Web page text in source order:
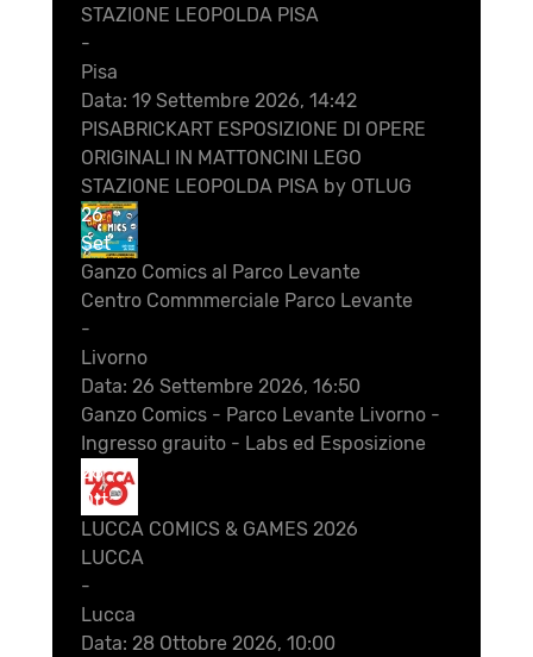
STAZIONE LEOPOLDA PISA
-
Pisa
Data: 19 Settembre 2026, 14:42
PISABRICKART ESPOSIZIONE DI OPERE
ORIGINALI IN MATTONCINI LEGO
STAZIONE LEOPOLDA PISA by OTLUG
26
Set
Ganzo Comics al Parco Levante
Centro Commmerciale Parco Levante
-
Livorno
Data: 26 Settembre 2026, 16:50
Ganzo Comics - Parco Levante Livorno -
Ingresso grauito - Labs ed Esposizione
28
Ott
LUCCA COMICS & GAMES 2026
LUCCA
-
Lucca
Data: 28 Ottobre 2026, 10:00